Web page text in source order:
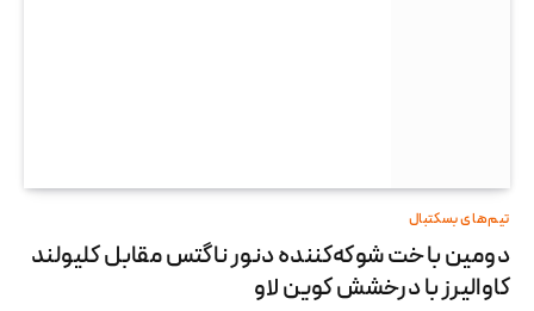
تیم‌های بسکتبال
دومین باخت شوکه‌کننده دنور ناگتس مقابل کلیولند
کاوالیرز با درخشش کوین لاو